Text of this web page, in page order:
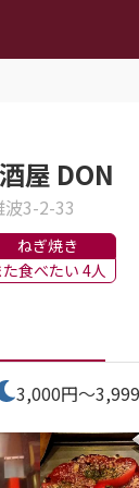
屋 DON
3-2-33
ねぎ焼き
た食べたい 4人
3,000円～